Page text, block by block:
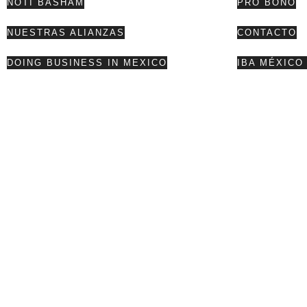
NOTI BASHAM
NUESTRAS ALIANZAS
DOING BUSINESS IN MEXICO
PRO BONO
CONTACTO
IBA